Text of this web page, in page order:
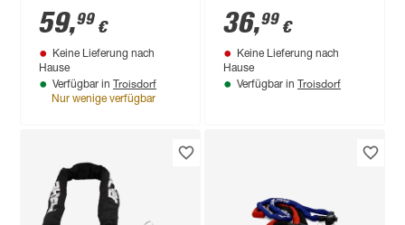
schwarz 80 cm, mit
Halterung SH
59,99 €
Keine Lieferung nach
Hause
Verfügbar in Troisdorf
Nur wenige verfügbar
cm
36,99 €
Keine Lieferung nach
Hause
Verfügbar in Troisdorf